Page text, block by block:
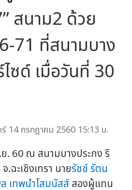
สนาม2 ด้วย
71 ที่สนามบาง
ไซด์ เมื่อวันที่ 30
14 กรกฎาคม 2560 15:13 น.
ณ สนามบางประกง ริ
.ฉะเชิงเทรา นายรัชช์ รัตน
เทพนำโสมนัสส์ สองผู้แทน